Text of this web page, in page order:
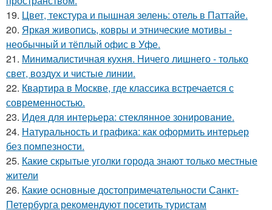
19. Цвет, текстура и пышная зелень: отель в Паттайе.
20. Яркая живопись, ковры и этнические мотивы -
необычный и тёплый офис в Уфе.
21. Минималистичная кухня. Ничего лишнего - только
свет, воздух и чистые линии.
22. Квартира в Москве, где классика встречается с
современностью.
23. Идея для интерьера: стеклянное зонирование.
24. Натуральность и графика: как оформить интерьер
без помпезности.
25. Какие скрытые уголки города знают только местные
жители
26. Какие основные достопримечательности Санкт-
Петербурга рекомендуют посетить туристам